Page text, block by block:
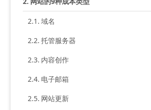
域名
托管服务器
内容创作
电子邮箱
网站更新